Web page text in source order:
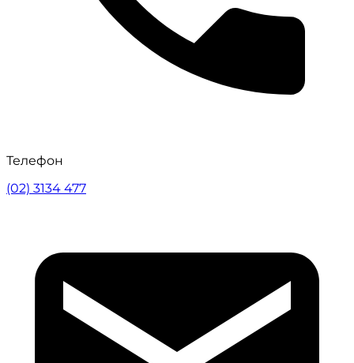
Телефон
(02) 3134 477